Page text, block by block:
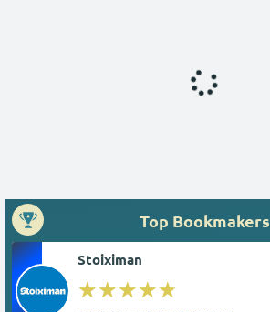
Top Bookmakers
Stoiximan
☆☆☆☆☆
★★★★★